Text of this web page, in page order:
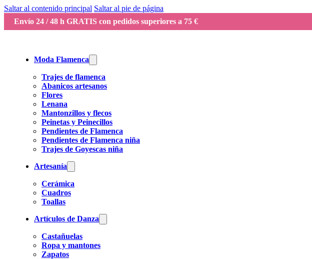
Saltar al contenido principal Saltar al pie de página
Envío 24 / 48 h GRATIS con pedidos superiores a 75 €
Moda Flamenca
Trajes de flamenca
Abanicos artesanos
Flores
Lenana
Mantonzillos y flecos
Peinetas y Peinecillos
Pendientes de Flamenca
Pendientes de Flamenca niña
Trajes de Goyescas niña
Artesanía
Cerámica
Cuadros
Toallas
Artículos de Danza
Castañuelas
Ropa y mantones
Zapatos